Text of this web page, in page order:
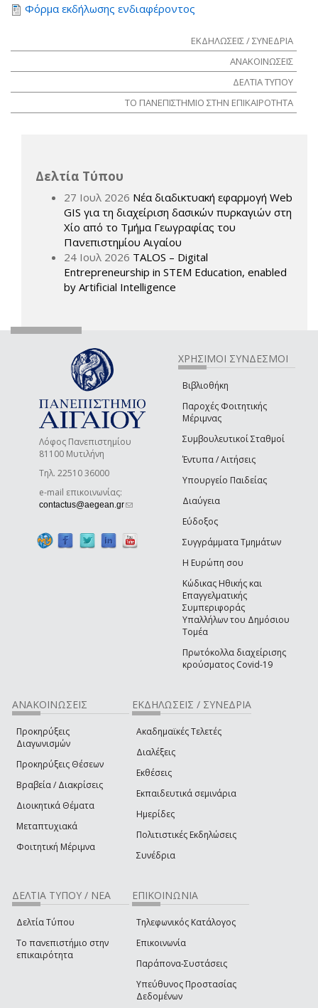
Φόρμα εκδήλωσης ενδιαφέροντος
ΕΚΔΗΛΩΣΕΙΣ / ΣΥΝΕΔΡΙΑ
ΑΝΑΚΟΙΝΩΣΕΙΣ
ΔΕΛΤΙΑ ΤΥΠΟΥ
ΤΟ ΠΑΝΕΠΙΣΤΗΜΙΟ ΣΤΗΝ ΕΠΙΚΑΙΡΟΤΗΤΑ
Δελτία Τύπου
27 Ιουλ 2026 Νέα διαδικτυακή εφαρμογή Web
GIS για τη διαχείριση δασικών πυρκαγιών στη
Χίο από το Τμήμα Γεωγραφίας του
Πανεπιστημίου Αιγαίου
24 Ιουλ 2026 TALOS – Digital
Entrepreneurship in STEM Education, enabled
by Artificial Intelligence
Λόφος Πανεπιστημίου
81100 Μυτιλήνη
Τηλ. 22510 36000
e-mail επικοινωνίας:
contactus@aegean.gr(link sends e-mail)
ΧΡΗΣΙΜΟΙ ΣΥΝΔΕΣΜΟΙ
Βιβλιοθήκη
Παροχές Φοιτητικής
Μέριμνας
Συμβουλευτικοί Σταθμοί
Έντυπα / Αιτήσεις
Υπουργείο Παιδείας
Διαύγεια
Εύδοξος
Συγγράμματα Τμημάτων
Η Ευρώπη σου
Κώδικας Ηθικής και
Επαγγελματικής
Συμπεριφοράς
Υπαλλήλων του Δημόσιου
Τομέα
Πρωτόκολλα διαχείρισης
κρούσματος Covid-19
ΑΝΑΚΟΙΝΩΣΕΙΣ
Προκηρύξεις
Διαγωνισμών
Προκηρύξεις Θέσεων
Βραβεία / Διακρίσεις
Διοικητικά Θέματα
Μεταπτυχιακά
Φοιτητική Μέριμνα
ΕΚΔΗΛΩΣΕΙΣ / ΣΥΝΕΔΡΙΑ
Ακαδημαϊκές Τελετές
Διαλέξεις
Εκθέσεις
Εκπαιδευτικά σεμινάρια
Ημερίδες
Πολιτιστικές Εκδηλώσεις
Συνέδρια
ΔΕΛΤΙΑ ΤΥΠΟΥ / ΝΕΑ
Δελτία Τύπου
Το πανεπιστήμιο στην
επικαιρότητα
ΕΠΙΚΟΙΝΩΝΙΑ
Τηλεφωνικός Κατάλογος
Επικοινωνία
Παράπονα-Συστάσεις
Υπεύθυνος Προστασίας
Δεδομένων